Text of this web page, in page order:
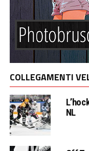
COLLEGAMENTI
NL